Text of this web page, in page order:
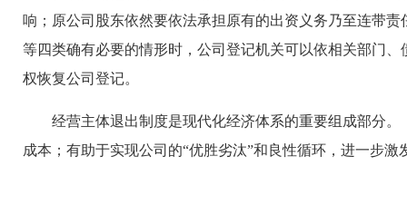
响；原公司股东依然要依法承担原有的出资义务乃至连带
等四类确有必要的情形时，公司登记机关可以依相关部门
权恢复公司登记。
经营主体退出制度是现代化经济体系的重要组成部分
成本；有助于实现公司的“优胜劣汰”和良性循环，进一步